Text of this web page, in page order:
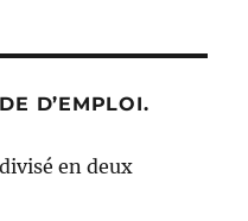
D’EMPLOI.
en deux